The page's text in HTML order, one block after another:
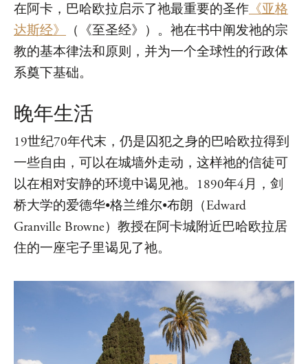
在阿卡，巴哈欧拉启示了祂最重要的圣作《亚格
达斯经》 （《至圣经》）。祂在书中阐发祂的宗
教的基本律法和原则，并为一个全球性的行政体
系奠下基础。
晚年生活
19世纪70年代末，仍是囚犯之身的巴哈欧拉得到
一些自由，可以在城墙外走动，这样祂的信徒可
以在相对安静的环境中谒见祂。1890年4月，剑
桥大学的爱德华•格兰维尔•布朗（Edward
Granville Browne）教授在阿卡城附近巴哈欧拉居
住的一座宅子里谒见了祂。